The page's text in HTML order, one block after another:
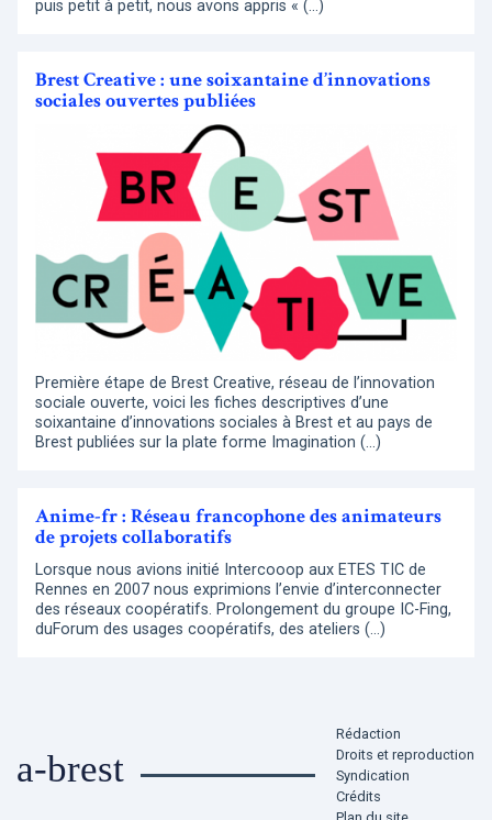
puis petit à petit, nous avons appris « (…)
Brest Creative : une soixantaine d’innovations
sociales ouvertes publiées
Première étape de Brest Creative, réseau de l’innovation
sociale ouverte, voici les fiches descriptives d’une
soixantaine d’innovations sociales à Brest et au pays de
Brest publiées sur la plate forme Imagination (…)
Anime-fr : Réseau francophone des animateurs
de projets collaboratifs
Lorsque nous avions initié Intercooop aux ETES TIC de
Rennes en 2007 nous exprimions l’envie d’interconnecter
des réseaux coopératifs. Prolongement du groupe IC-Fing,
duForum des usages coopératifs, des ateliers (…)
a-brest
Rédaction
Droits et reproduction
Syndication
Crédits